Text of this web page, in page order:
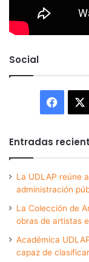
Social
Entradas
La UDLAP reúne
administración
La Colección de
obras de artistas
Académica
capaz de